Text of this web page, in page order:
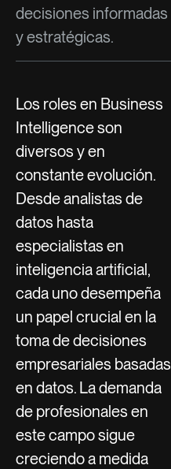
decisiones informadas
y estratégicas.
Los roles en Business
Intelligence son
diversos y en
constante evolución.
Desde analistas de
datos hasta
especialistas en
inteligencia artificial,
cada uno desempeña
un papel crucial en la
toma de decisiones
empresariales basadas
en datos. La demanda
de profesionales en
este campo sigue
creciendo a medida